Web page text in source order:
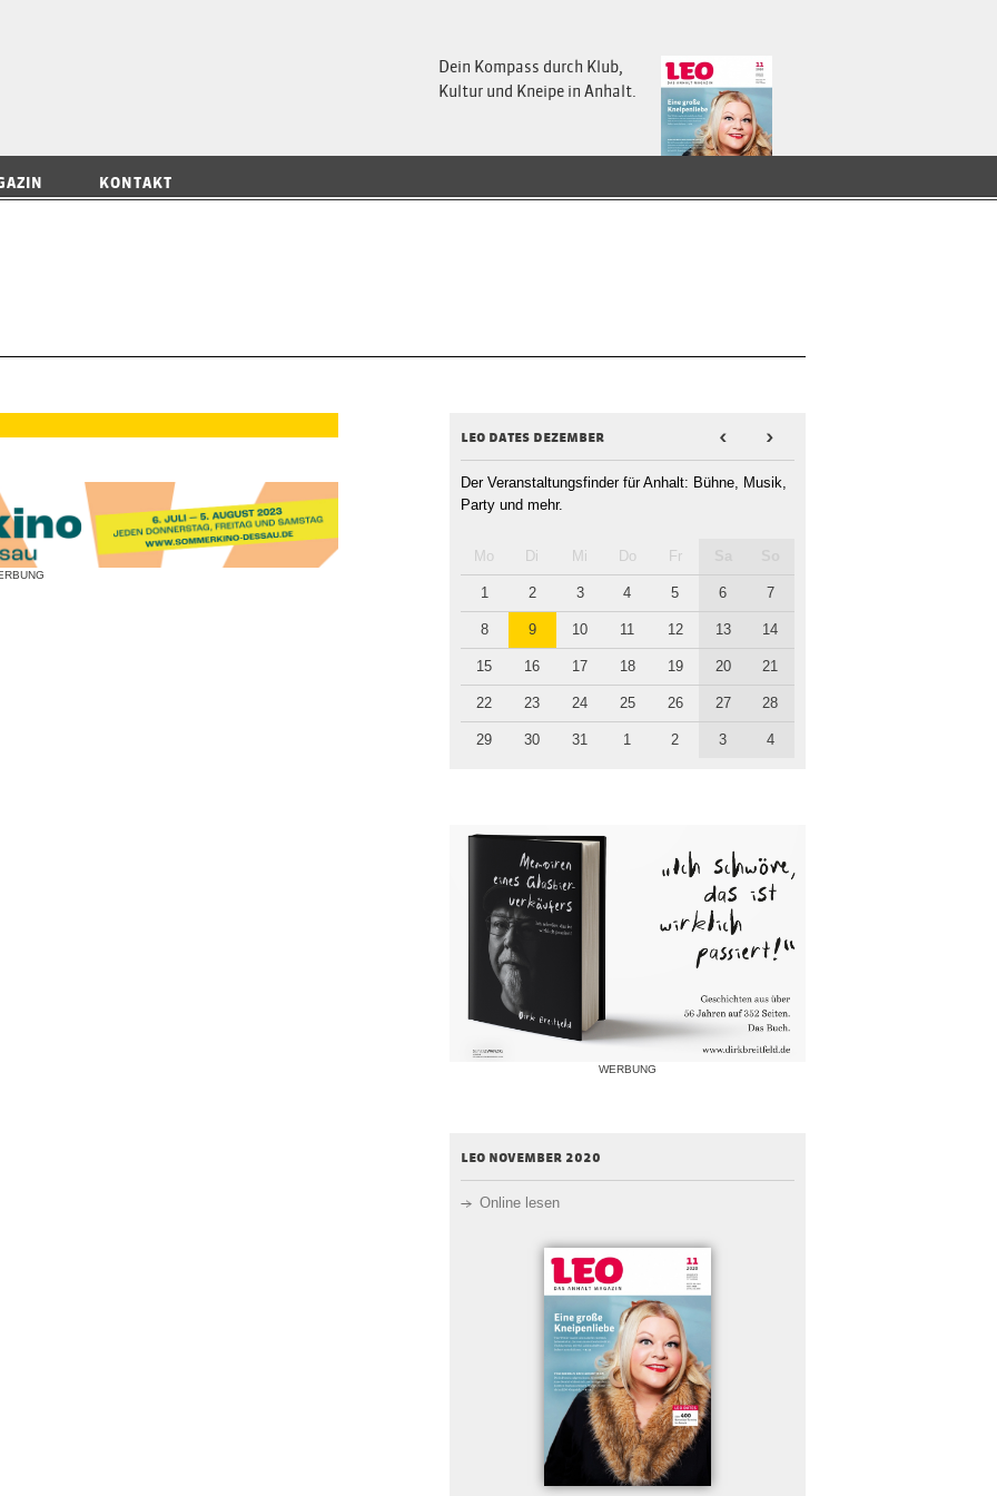
Dein Kompass durch Klub,
Kultur und Kneipe in Anhalt.
KONTAKT
leo dates dezember < >
Der Veranstaltungsfinder für Anhalt: Bühne, Musik,
Party und mehr.
Mo Di Mi Do Fr
1 2 3 4 5 6 7
8 9 10 11 12 13 14
15 16 17 18 19 20 21
22 23 24 25 26 27 28
29 30 31 1 2 3 4
WERBUNG
leo november 2020
Online lesen